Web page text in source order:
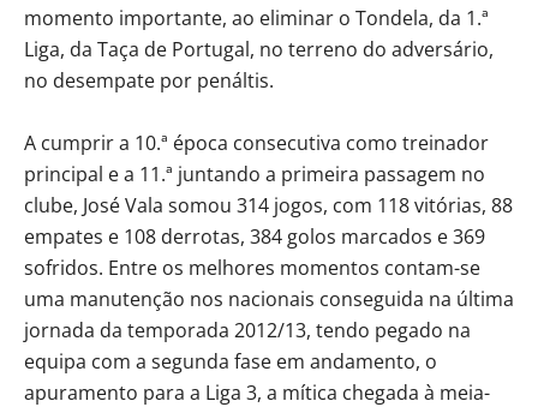
momento importante, ao eliminar o Tondela, da 1.ª
Liga, da Taça de Portugal, no terreno do adversário,
no desempate por penáltis.
A cumprir a 10.ª época consecutiva como treinador
principal e a 11.ª juntando a primeira passagem no
clube, José Vala somou 314 jogos, com 118 vitórias, 88
empates e 108 derrotas, 384 golos marcados e 369
sofridos. Entre os melhores momentos contam-se
uma manutenção nos nacionais conseguida na última
jornada da temporada 2012/13, tendo pegado na
equipa com a segunda fase em andamento, o
apuramento para a Liga 3, a mítica chegada à meia-